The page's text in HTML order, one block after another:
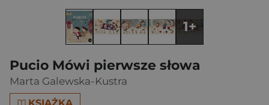
Pucio Mówi pierwsze słowa
Marta Galewska-Kustra
1+